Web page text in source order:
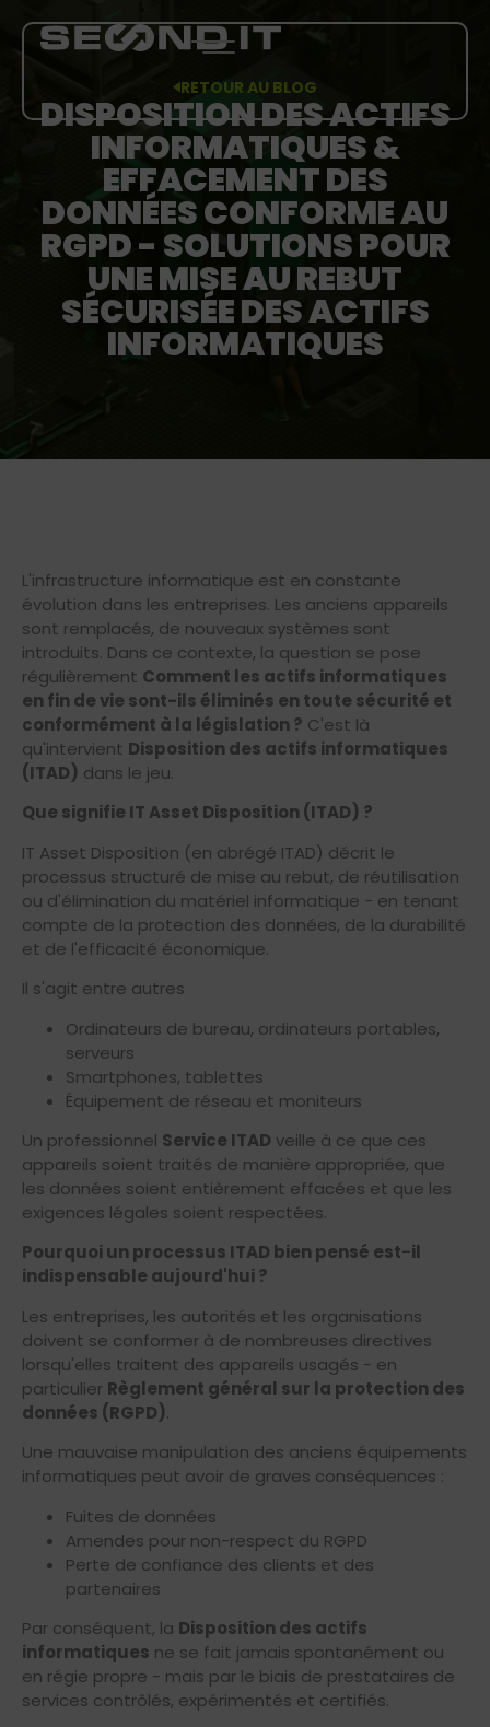
PRESTATIONS
À PROPOS DE NOUS
BLOG
CARRIÈRE
RETOUR AU BLOG
DISPOSITION DES ACTIFS
INFORMATIQUES &
EFFACEMENT DES
DONNÉES CONFORME AU
RGPD - SOLUTIONS POUR
UNE MISE AU REBUT
SÉCURISÉE DES ACTIFS
INFORMATIQUES
L'infrastructure informatique est en constante
évolution dans les entreprises. Les anciens appareils
sont remplacés, de nouveaux systèmes sont
introduits. Dans ce contexte, la question se pose
régulièrement Comment les actifs informatiques
en fin de vie sont-ils éliminés en toute sécurité et
conformément à la législation ? C'est là
qu'intervient Disposition des actifs informatiques
(ITAD) dans le jeu.
Que signifie IT Asset Disposition (ITAD) ?
IT Asset Disposition (en abrégé ITAD) décrit le
processus structuré de mise au rebut, de réutilisation
ou d'élimination du matériel informatique - en tenant
compte de la protection des données, de la durabilité
et de l'efficacité économique.
Il s'agit entre autres
Ordinateurs de bureau, ordinateurs portables,
serveurs
Smartphones, tablettes
Équipement de réseau et moniteurs
Un professionnel Service ITAD veille à ce que ces
appareils soient traités de manière appropriée, que
les données soient entièrement effacées et que les
exigences légales soient respectées.
Pourquoi un processus ITAD bien pensé est-il
indispensable aujourd'hui ?
Les entreprises, les autorités et les organisations
doivent se conformer à de nombreuses directives
lorsqu'elles traitent des appareils usagés - en
particulier Règlement général sur la protection des
données (RGPD).
Une mauvaise manipulation des anciens équipements
informatiques peut avoir de graves conséquences :
Fuites de données
Amendes pour non-respect du RGPD
Perte de confiance des clients et des
partenaires
Par conséquent, la Disposition des actifs
informatiques ne se fait jamais spontanément ou
en régie propre - mais par le biais de prestataires de
services contrôlés, expérimentés et certifiés.